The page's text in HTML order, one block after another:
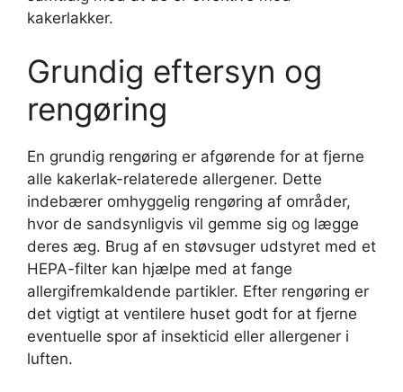
kakerlakker.
Grundig eftersyn og
rengøring
En grundig rengøring er afgørende for at fjerne
alle kakerlak-relaterede allergener. Dette
indebærer omhyggelig rengøring af områder,
hvor de sandsynligvis vil gemme sig og lægge
deres æg. Brug af en støvsuger udstyret med et
HEPA-filter kan hjælpe med at fange
allergifremkaldende partikler. Efter rengøring er
det vigtigt at ventilere huset godt for at fjerne
eventuelle spor af insekticid eller allergener i
luften.